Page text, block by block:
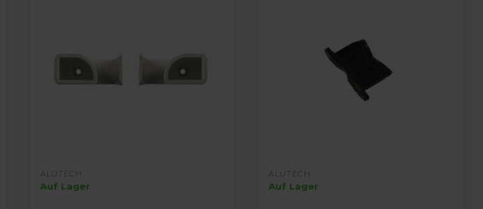
ALUTECH
Auf Lager
ALUTECH
Auf Lager